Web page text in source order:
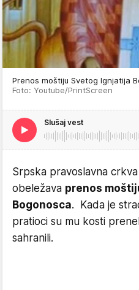
Prenos moštiju Svetog Ignjatija
Foto: Youtube/PrintScreen
Slušaj vest
Srpska pravoslavna
obeležava prenos
Bogonosca. Kada je
pratioci su mu kosti
sahranili.